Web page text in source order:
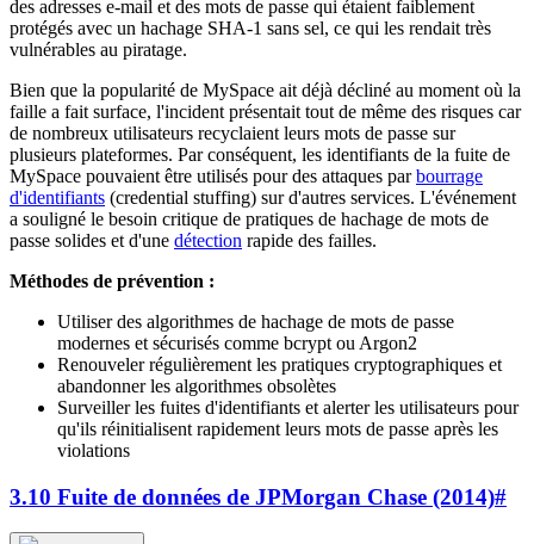
des adresses e-mail et des mots de passe qui étaient faiblement
protégés avec un hachage SHA-1 sans sel, ce qui les rendait très
vulnérables au piratage.
Bien que la popularité de MySpace ait déjà décliné au moment où la
faille a fait surface, l'incident présentait tout de même des risques car
de nombreux utilisateurs recyclaient leurs mots de passe sur
plusieurs plateformes. Par conséquent, les identifiants de la fuite de
MySpace pouvaient être utilisés pour des attaques parbourrage
d'identifiants (credential stuffing) sur d'autres services. L'événement
a souligné le besoin critique de pratiques de hachage de mots de
passe solides et d'une détection rapide des failles.
Méthodes de prévention :
Utiliser des algorithmes de hachage de mots de passe
modernes et sécurisés comme bcrypt ou Argon2
Renouveler régulièrement les pratiques cryptographiques et
abandonner les algorithmes obsolètes
Surveiller les fuites d'identifiants et alerter les utilisateurs pour
qu'ils réinitialisent rapidement leurs mots de passe après les
violations
3.10 Fuite de données de JPMorgan Chase (2014)#